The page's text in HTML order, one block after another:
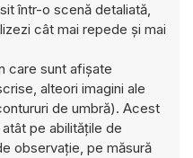
într-o scenă detaliată,
cât mai repede și mai
care sunt afișate
alteori imagini ale
de umbră). Acest
pe abilitățile de
observație, pe măsură